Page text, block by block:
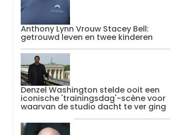
Anthony Lynn Vrouw Stacey Bell:
getrouwd leven en twee kinderen
Denzel Washington stelde ooit een
iconische 'trainingsdag'-scène voor
waarvan de studio dacht te ver ging